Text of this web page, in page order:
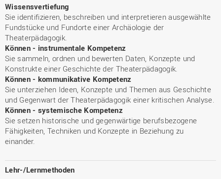
Wissensvertiefung
Sie identifizieren, beschreiben und interpretieren ausgewählte
Fundstücke und Fundorte einer Archäologie der
Theaterpädagogik.
Können - instrumentale Kompetenz
Sie sammeln, ordnen und bewerten Daten, Konzepte und
Konstrukte einer Geschichte der Theaterpädagogik.
Können - kommunikative Kompetenz
Sie unterziehen Ideen, Konzepte und Themen aus Geschichte
und Gegenwart der Theaterpädagogik einer kritischen Analyse.
Können - systemische Kompetenz
Sie setzen historische und gegenwärtige berufsbezogene
Fähigkeiten, Techniken und Konzepte in Beziehung zu
einander.
Lehr-/Lernmethoden